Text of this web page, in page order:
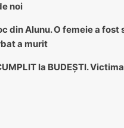
noi
din Alunu. O femeie a fost
a murit
la BUDEȘTI.